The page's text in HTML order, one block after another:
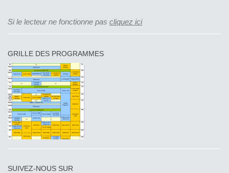
Si le lecteur ne fonctionne pas cliquez ici
GRILLE DES PROGRAMMES
SUIVEZ-NOUS SUR